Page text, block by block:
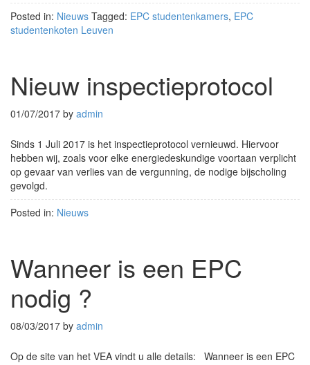
Posted in: Nieuws Tagged: EPC studentenkamers, EPC
studentenkoten Leuven
Nieuw inspectieprotocol
01/07/2017 by admin
Sinds 1 Juli 2017 is het inspectieprotocol vernieuwd. Hiervoor
hebben wij, zoals voor elke energiedeskundige voortaan verplicht
op gevaar van verlies van de vergunning, de nodige bijscholing
gevolgd.
Posted in: Nieuws
Wanneer is een EPC
nodig ?
08/03/2017 by admin
Op de site van het VEA vindt u alle details: Wanneer is een EPC